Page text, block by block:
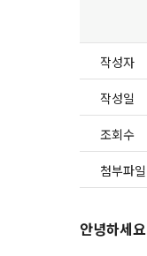
작성자
작성일
조회수
첨부파일
안녕하세